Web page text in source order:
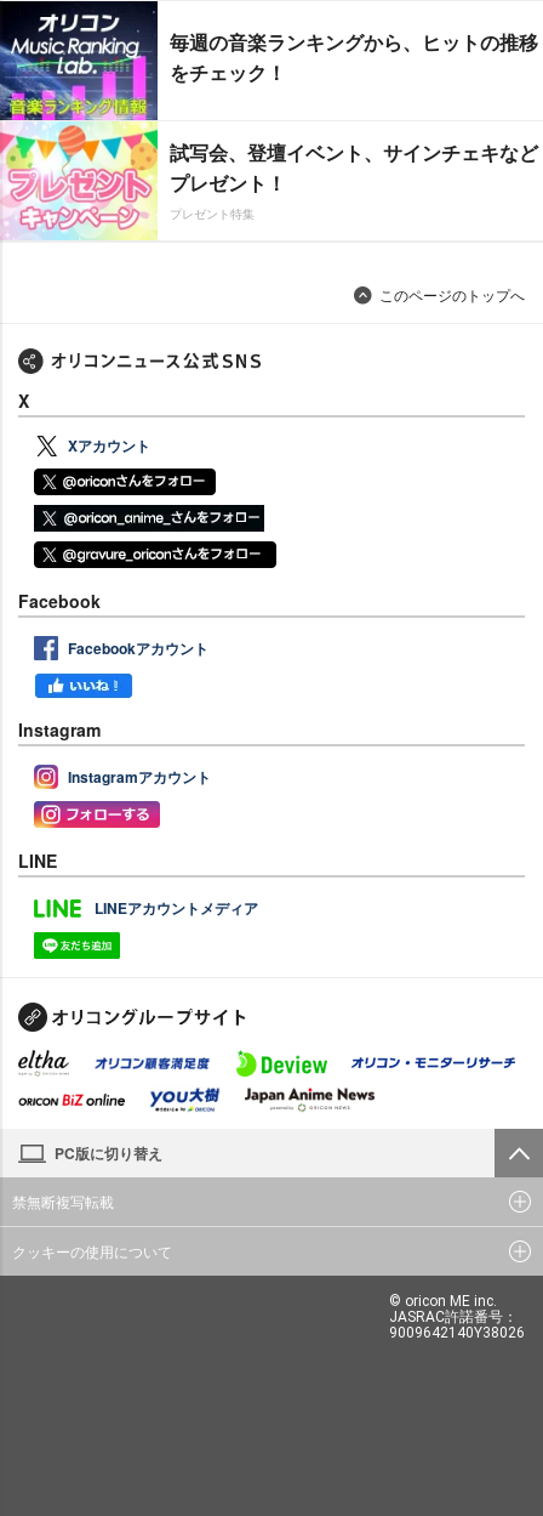
毎週の音楽ランキングから、ヒットの推移
をチェック！
試写会、登壇イベント、サインチェキなど
プレゼント！
プレゼント特集
このページのトップへ
X
Xアカウント
Facebook
Facebookアカウント
Instagram
Instagramアカウント
LINE
LINEアカウントメディア
PC版に切り替え
禁無断複写転載
クッキーの使用について
© oricon ME inc.
JASRAC許諾番号：
9009642140Y38026